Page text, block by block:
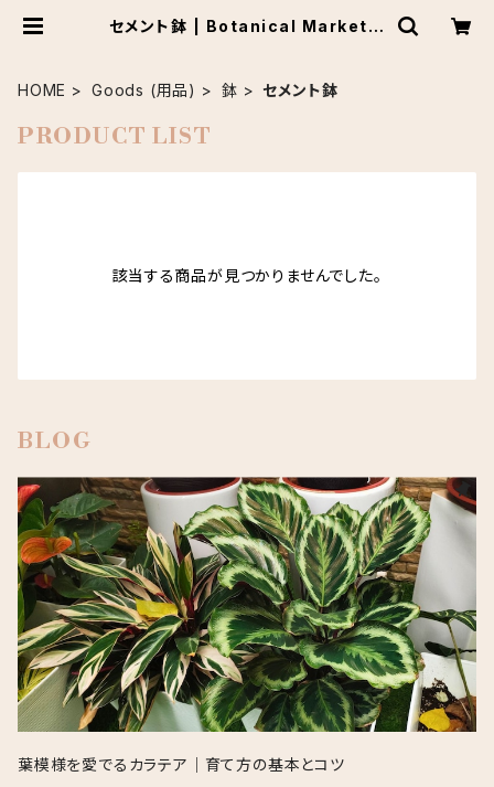
セメント鉢 | Botanical Market K
HOME Goods (用品) 鉢 セメント鉢
PRODUCT LIST
該当する商品が見つかりませんでした。
BLOG
葉模様を愛でるカラテア｜育て方の基本とコツ